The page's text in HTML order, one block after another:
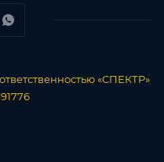
«СПЕКТР»